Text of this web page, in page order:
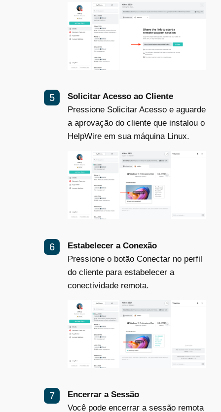
Solicitar Acesso ao Cliente
Pressione Solicitar Acesso e aguarde
a aprovação do cliente que instalou o
HelpWire em sua máquina Linux.
Estabelecer a Conexão
Pressione o botão Conectar no perfil
do cliente para estabelecer a
conectividade remota.
Encerrar a Sessão
Você pode encerrar a sessão remota